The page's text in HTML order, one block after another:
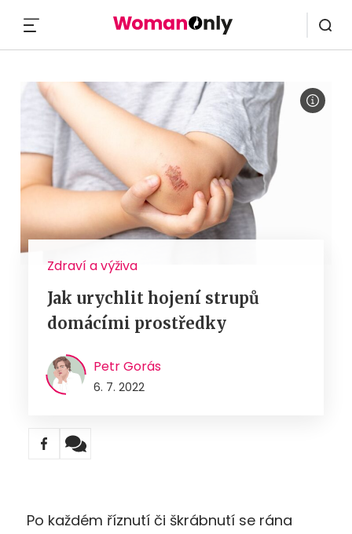
Zdraví a výživa
Jak urychlit hojení strupů
domácími prostředky
Petr Gorás
6. 7. 2022
Po každém říznutí či škrábnutí se rána